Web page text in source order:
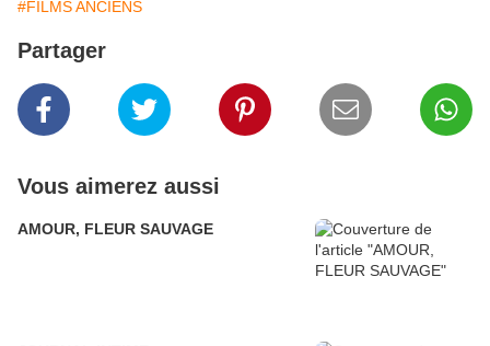
#FILMS ANCIENS
Partager
Vous aimerez aussi
AMOUR, FLEUR SAUVAGE